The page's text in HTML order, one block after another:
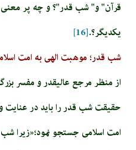
قرآن" و" شب قدر"؟ و چه پر معنى
يكديگر؟.[16]
شب قدر؛ موهبت الهی به امت
از منظر مرجع عالیقدر و مفسر
حقیقت شب قدر را باید در عنایت
امت اسلامی جستجو نمود؛«زیرا